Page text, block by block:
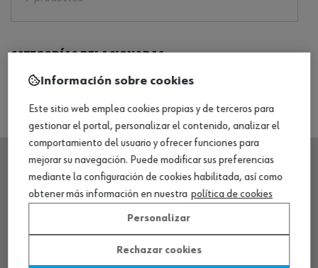
Categorías relacionadas
Tornillos autoperforantes de cabeza avellanada
SEDE CENTRAL
CENTRO LOGÍSTICO / MUSEO
Información sobre cookies
Este sitio web emplea cookies propias y de terceros para
gestionar el portal, personalizar el contenido, analizar el
comportamiento del usuario y ofrecer funciones para
mejorar su navegación. Puede modificar sus preferencias
mediante la configuración de cookies habilitada, así como
obtener más información en nuestra política de cookies
Personalizar
Rechazar cookies